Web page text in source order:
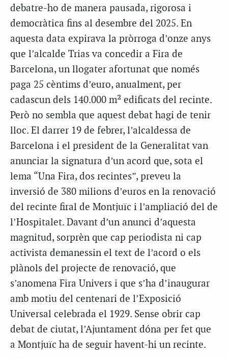
debatre-ho de manera pausada, rigorosa i
democràtica fins al desembre del 2025. En
aquesta data expirava la pròrroga d’onze anys
que l’alcalde Trias va concedir a Fira de
Barcelona, un llogater afortunat que només
paga 25 cèntims d’euro, anualment, per
cadascun dels 140.000 m² edificats del recinte.
Però no sembla que aquest debat hagi de tenir
lloc. El darrer 19 de febrer, l’alcaldessa de
Barcelona i el president de la Generalitat van
anunciar la signatura d’un acord que, sota el
lema “Una Fira, dos recintes”, preveu la
inversió de 380 milions d’euros en la renovació
del recinte firal de Montjuïc i l’ampliació del de
l’Hospitalet. Davant d’un anunci d’aquesta
magnitud, sorprèn que cap periodista ni cap
activista demanessin el text de l’acord o els
plànols del projecte de renovació, que
s’anomena Fira Univers i que s’ha d’inaugurar
amb motiu del centenari de l’Exposició
Universal celebrada el 1929. Sense obrir cap
debat de ciutat, l’Ajuntament dóna per fet que
a Montjuïc ha de seguir havent-hi un recinte.